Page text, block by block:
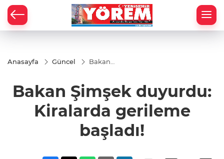
Anasayfa Güncel
Bakan
gerileme
başladı!
Bakan Şimşek duyurdu:
Kiralarda gerileme
başladı!